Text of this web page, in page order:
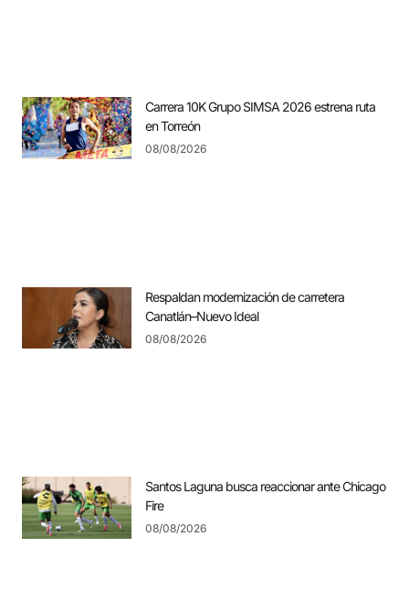
Carrera 10K Grupo SIMSA 2026 estrena ruta
en Torreón
08/08/2026
Respaldan modernización de carretera
Canatlán–Nuevo Ideal
08/08/2026
Santos Laguna busca reaccionar ante Chicago
Fire
08/08/2026